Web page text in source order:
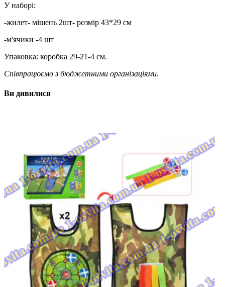
У наборі:
-жилет- мішень 2шт- розмір 43*29 см
-м'ячики -4 шт
Упаковка: коробка 29-21-4 см.
Співпрацюємо з бюджетними організаціями.
Ви дивилися